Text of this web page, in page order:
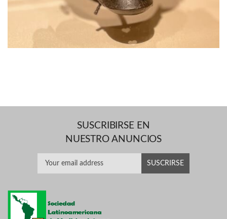
SUSCRIBIRSE EN
NUESTRO ANUNCIOS